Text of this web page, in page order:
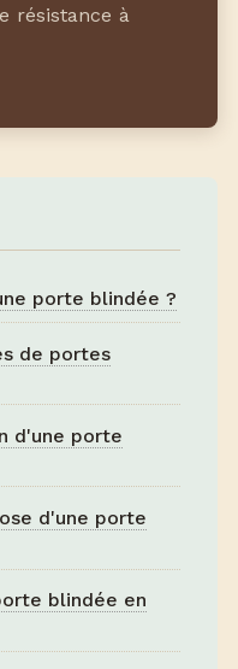
résistance à
porte blindée ?
de portes
d'une porte
d'une porte
blindée en